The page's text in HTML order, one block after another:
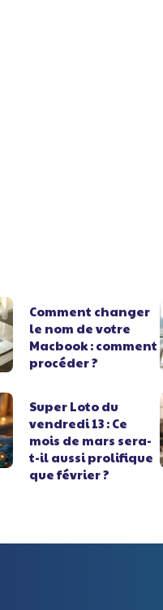
Comment changer
le nom de votre
Macbook : comment
procéder ?
Super Loto du
vendredi 13 : Ce
mois de mars sera-
t-il aussi prolifique
que février ?